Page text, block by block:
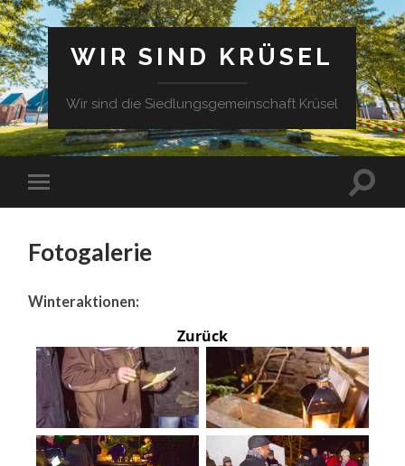
WIR SIND KRÜSEL
Wir sind die Siedlungsgemeinschaft Krüsel
Fotogalerie
Winteraktionen:
Zurück